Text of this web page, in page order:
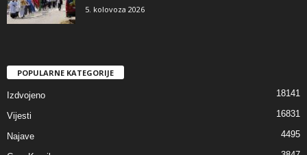
5. kolovoza 2026
POPULARNE KATEGORIJE
Izdvojeno 18141
Vijesti 16831
Najave 4495